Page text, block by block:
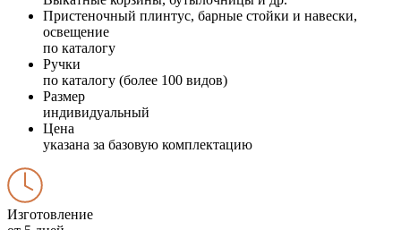
Пристеночный плинтус, барные стойки и навески,
освещение
по каталогу
Ручки
по каталогу (более 100 видов)
Размер
индивидуальный
Цена
указана за базовую комплектацию
Изготовление